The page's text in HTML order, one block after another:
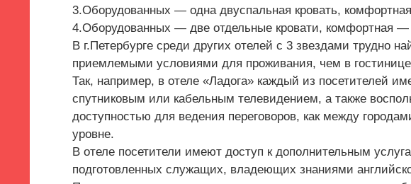
3.Оборудованных — одна двуспальная кровать,
4.Оборудованных — две отдельные кровати, комфортная —
В г.Петербурге среди других отелей с 3 звездами трудно
приемлемыми условиями для проживания, чем в
Так, например, в отеле «Ладога» каждый из посетителей
спутниковым или кабельным телевидением, а также
доступностью для ведения переговоров, как между
уровне.
В отеле посетители имеют доступ к дополнительным
подготовленных служащих, владеющих знаниями